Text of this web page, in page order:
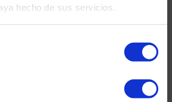
hecho de sus servicios.
de Aguas de Bruselas, es una de las
belgas en el ámbito de la
de VIVAQUA. En las últimas semanas,
posición como empresa de referencia